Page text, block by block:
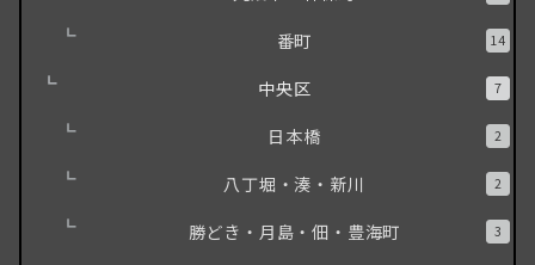
番町 14
中央区 7
日本橋 2
八丁堀・湊・新川 2
勝どき・月島・佃・豊海町 3